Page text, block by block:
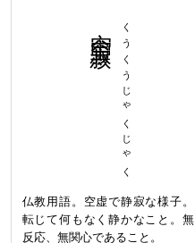
くうくうじゃくじゃく
仏教用語。空虚で静寂な様子。
転じて何もなく静かなこと。無
反応、無関心であること。